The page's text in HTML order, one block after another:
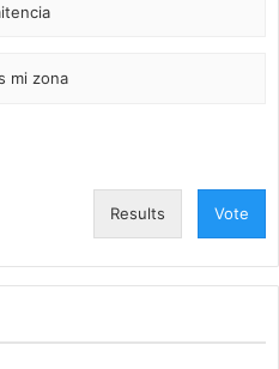
mi zona
Results Vote